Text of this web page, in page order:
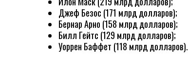
Джеф Безос (171 млрд долларов);
Бернар Арно (158 млрд долларов);
Билл Гейтс (129 млрд долларов);
Уоррен Баффет (118 млрд долларов).